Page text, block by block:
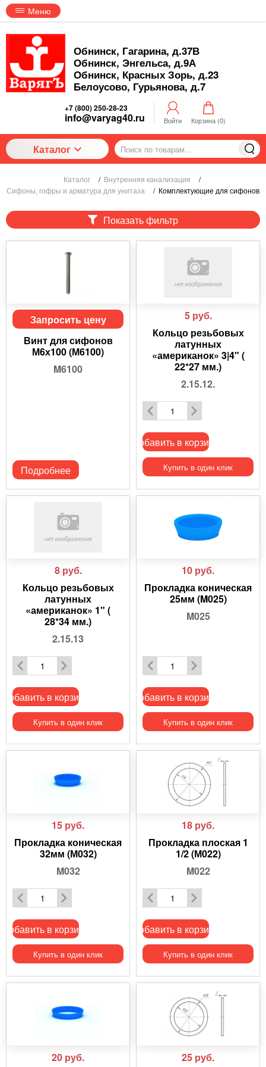
Меню
Обнинск, Гагарина, д.37В
Обнинск, Энгельса, д.9А
Обнинск, Красных Зорь, д.23
Белоусово, Гурьянова, д.7
+7 (800) 250-28-23
info@varyag40.ru Войти Корзина (0)
Каталог
Каталог / Внутренняя канализация
/
Сифоны, гофры и арматура для унитаза
/ Комплектующие для сифонов
Показать фильтр
Запросить цену
Винт для сифонов
М6х100 (М6100)
M6100
Подробнее
5 руб.
Кольцо резьбовых
латунных
«американок» 3|4" (
22*27 мм.)
2.15.12.
Добавить в корзину
Купить в один клик
8 руб.
Кольцо резьбовых
латунных
«американок» 1" (
28*34 мм.)
2.15.13
Добавить в корзину
Купить в один клик
10 руб.
Прокладка коническая
25мм (M025)
M025
Добавить в корзину
Купить в один клик
15 руб.
Прокладка коническая
32мм (М032)
M032
Добавить в корзину
Купить в один клик
18 руб.
Прокладка плоская 1
1/2 (М022)
M022
Добавить в корзину
Купить в один клик
20 руб. 25 руб.